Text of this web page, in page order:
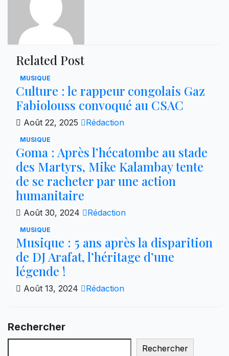
Related Post
MUSIQUE
Culture : le rappeur congolais Gaz
Fabiolouss convoqué au CSAC
Août 22, 2025 Rédaction
MUSIQUE
Goma : Après l’hécatombe au stade
des Martyrs, Mike Kalambay tente
de se racheter par une action
humanitaire
Août 30, 2024 Rédaction
MUSIQUE
Musique : 5 ans après la disparition
de DJ Arafat, l’héritage d’une
légende !
Août 13, 2024 Rédaction
Rechercher
Rechercher